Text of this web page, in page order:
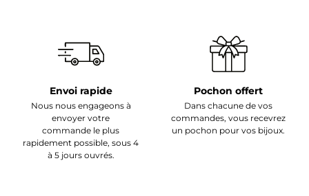
Envoi rapide
Nous nous engageons à
envoyer votre
commande le plus
rapidement possible, sous 4
à 5 jours ouvrés.
Pochon offert
Dans chacune de vos
commandes, vous recevrez
un pochon pour vos bijoux.